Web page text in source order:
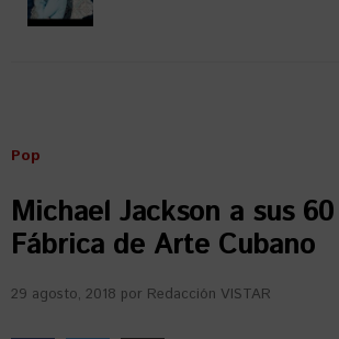
Pop
Michael Jackson a sus
Fábrica de Arte Cubano
29 agosto, 2018 por Redacción VISTAR